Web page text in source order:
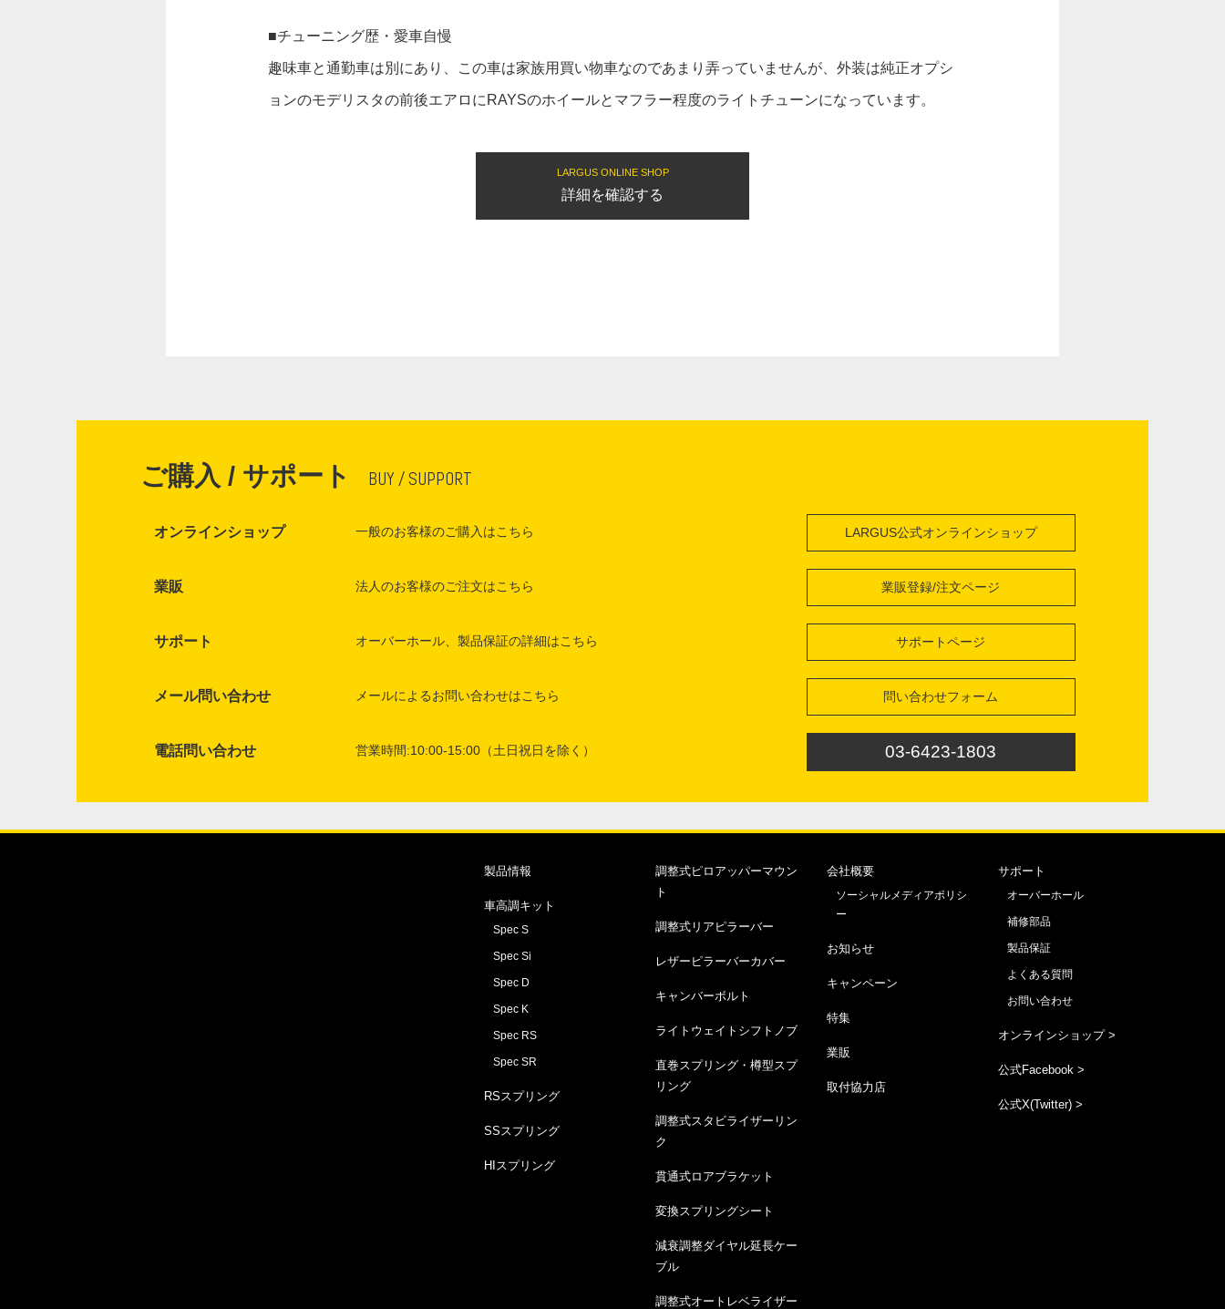
■チューニング歴・愛車自慢
趣味車と通勤車は別にあり、この車は家族用買い物車なのであまり弄っていませんが、外装は純正オプシ
ョンのモデリスタの前後エアロにRAYSのホイールとマフラー程度のライトチューンになっています。
LARGUS ONLINE SHOP
詳細を確認する
ご購入 / サポート BUY / SUPPORT
オンラインショップ 一般のお客様のご購入はこちら LARGUS公式オンラインショップ
業販 法人のお客様のご注文はこちら 業販登録/注文ページ
サポート オーバーホール、製品保証の詳細はこちら サポートページ
メール問い合わせ メールによるお問い合わせはこちら 問い合わせフォーム
電話問い合わせ 営業時間:10:00-15:00（土日祝日を除く） 03-6423-1803
製品情報
車高調キット
Spec S
Spec Si
Spec D
Spec K
Spec RS
Spec SR
RSスプリング
SSスプリング
HIスプリング
調整式ピロアッパーマウン
ト
調整式リアピラーバー
レザーピラーバーカバー
キャンバーボルト
ライトウェイトシフトノブ
直巻スプリング・樽型スプ
リング
調整式スタビライザーリン
ク
貫通式ロアブラケット
変換スプリングシート
減衰調整ダイヤル延長ケー
ブル
調整式オートレベライザー
会社概要
ソーシャルメディアポリシ
ー
お知らせ
キャンペーン
特集
業販
取付協力店
サポート
オーバーホール
補修部品
製品保証
よくある質問
お問い合わせ
オンラインショップ >
公式Facebook >
公式X(Twitter) >